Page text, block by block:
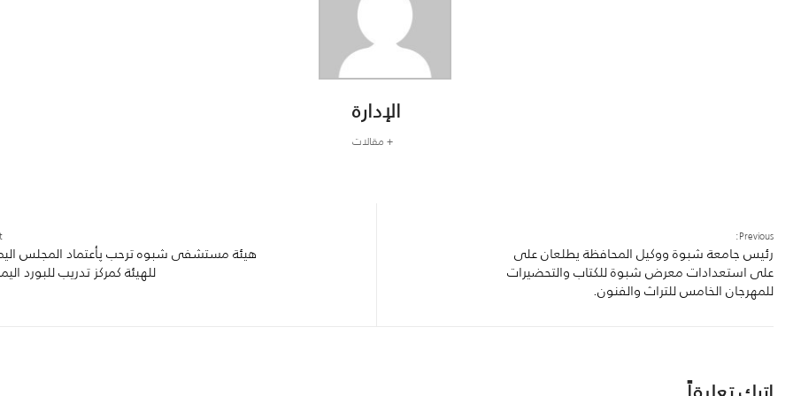
الإدارة
+ مقالات
Previous:
رئيس جامعة شبوة ووكيل المحافظة يطلعان على
على استعدادات معرض شبوة للكتاب والتحضيرات
للمهرجان الخامس للتراث والفنون.
هيئة مستشفى شبوه ترحب پأعتماد المجلس
للهيئة كمركز تدريب للبورد